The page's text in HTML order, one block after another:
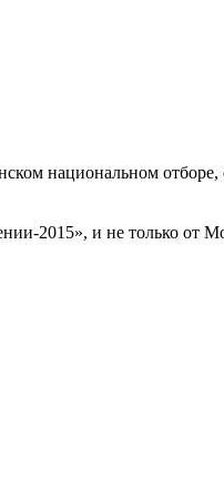
национальном
2015», и не только